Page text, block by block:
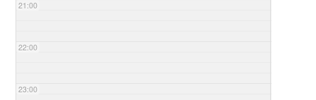
21:00
22:00
23:00